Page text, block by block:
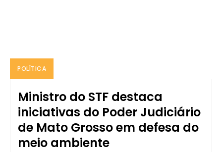
POLÍTICA
Ministro do STF destaca
iniciativas do Poder Judiciário
de Mato Grosso em defesa do
meio ambiente